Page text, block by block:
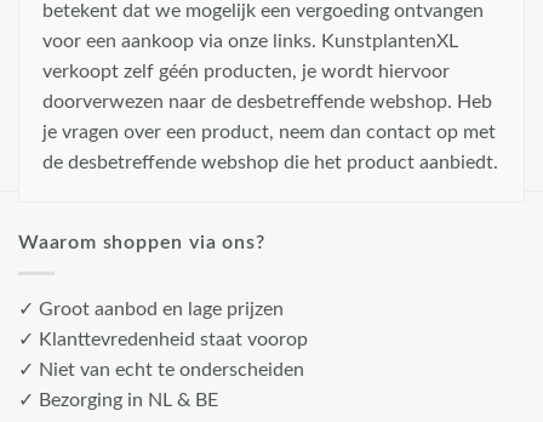
betekent dat we mogelijk een vergoeding ontvangen
voor een aankoop via onze links. KunstplantenXL
verkoopt zelf géén producten, je wordt hiervoor
doorverwezen naar de desbetreffende webshop. Heb
je vragen over een product, neem dan contact op met
de desbetreffende webshop die het product aanbiedt.
Waarom shoppen via ons?
✓ Groot aanbod en lage prijzen
✓ Klanttevredenheid staat voorop
✓ Niet van echt te onderscheiden
✓ Bezorging in NL & BE